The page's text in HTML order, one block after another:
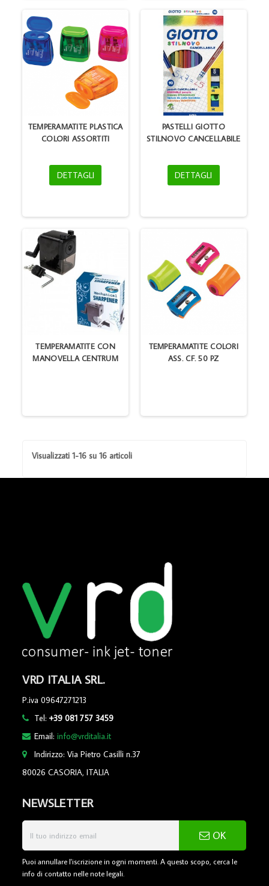
TEMPERAMATITE PLASTICA
COLORI ASSORTITI
DETTAGLI
PASTELLI GIOTTO
STILNOVO CANCELLABILE
DETTAGLI
TEMPERAMATITE CON
MANOVELLA CENTRUM
TEMPERAMATITE COLORI
ASS. CF. 50 PZ
Visualizzati 1-16 su 16 articoli
VRD ITALIA SRL.
P.iva 09647271213
Tel:+39 081 757 3459
Email:info@vrditalia.it
Indirizzo: Via Pietro Casilli n.37
80026 CASORIA, ITALIA
NEWSLETTER
OK
Puoi annullare l'iscrizione in ogni momenti. A questo scopo, cerca le
info di contatto nelle note legali.